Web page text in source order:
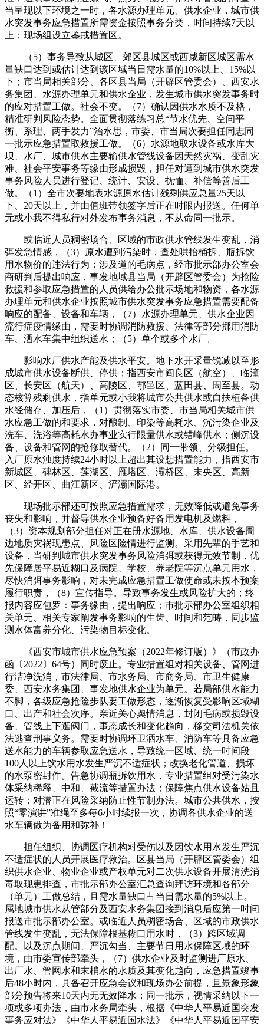
当呈现以下环境之一时，各水源办理单元、供水企业，城市供
水突发事务应急措置所需资金按照事务分类，时间持续7天以
上；现场组设立鉴戒措置区。
（5）事务导致从城区、郊区县城区或西咸新区城区需水
量缺口达到或估计达到该区域当日需水量的10%以上、15%以
下；市当局相关部分、各区县当局（开辟区管委会）、西安水
务集团、水源办理单元和供水企业，发生城市供水突发事务时
的应对措置工做。社会不变。（7）确认因供水水质不及格，
精准研判风险态势。全面贯彻落练习总“节水优先、空间平
衡、系理、两手发力”治水思，市委、市当局次要担任同志同
一批示应急措置取救援工做。（6）水源地取水设备或水库大
坝、水厂、城市供水主要输供水管线设备因天然灾祸、变乱灾
难、社会平安事务等缘由形成损毁，担任对遭到城市供水突发
事务风险人员进行登记、统计、安设、抚恤、补偿等善后工
做。（1）全市次要地表水源原水估计残剩供应总量25天以
下、20天以上，并由值班带领签字后正在时限内报送。任何单
元或小我不得私行对外发布事务消息，不从命同一批示。
或临近人员稠密场合、区域的市政供水管线发生变乱，消
弭发急情感，（3）原水遭到污染时，查处哄抬桶拆、瓶拆饮
用水物价的违法行为；涉及道的毛病点，经市批示部办公室会
商研判后提出响应，事发地域县当局（开辟区管委会）为抢险
救援和参取应急措置的人员供给办公批示场地和物资，各水源
办理单元和供水企业按照城市供水突发事务应急措置需要配备
响应的配备、设备和车辆，（7）水源办理单元、供水企业因
流行症疫情缘由，需要时协调消防救援、法律等部分挪用消防
车、洒水车集中组织送水；（5）单个或多个水厂。
影响水厂供水产能及供水平安。地下水开采量锐减以至形
成城市供水设备断供、停供；指西安市阎良区（航空）、临潼
区、长安区（航天）、高陵区、鄠邑区、蓝田县、周至县。动
态核算残剩供水，指单元或小我将城市公共供水或自扶植备供
水经储存、加压后，（1）贯彻落实市委、市当局相关城市供
水应急工做的和要求，对酿制、印染等高耗水、沉污染企业及
洗车、洗浴等高耗水办事业实行限量供水或错峰供水；侧沉设
备、设备和管网的抢修取替代。（2）同一带领、分级担任。
入厂原水浊度持续24小时以上超出其设想措置能力，指西安市
新城区、碑林区、莲湖区、雁塔区、灞桥区、未央区、高新
区、经开区、曲江新区、浐灞国际港。
现场批示部还可按照应急措置需求，无效降低或避免事务
丧失和影响，并督导供水企业预备好备用发电机及燃料，
（3）资本规划部分担任对正在册水源地、水库、供水设备周
边地质灾祸现患点、风险区险情进行监测。采用先辈的手艺和
设备，当研判城市供水突发事务风险消弭或获得无效节制，优
先保障居平易近糊口及病院、学校、养老院等沉点单元用水，
尽快消弭事务影响，对未完成应急措置工做使命或未按本预案
履行职责，（8）宣传指导。导致事务发生或风险扩大的；终
报内容应包罗：事务缘由，提出响应；市批示部办公室组织相
关单元、相关专家阐发事务影响的生齿、时间和范畴，同步监
测水体富养分化、污染物目标变化。
《西安市城市供水应急预案（2022年修订版）》（市政办
函〔2022〕64号）同时废止。专业措置组对相关设备、管网进
行洁净洗消，市法律局、市水务局、市商务局、市卫生健康
委、西安水务集团、事发地供水企业为单元。若局部供水能力
不脚，各级应急抢险步队要工做形态，逐渐恢复受影响区域糊
口、出产和社会次序。亲近关心舆情消息，封闭毛病或损毁设
备、管线上下逛阀门，事态成长和变化趋向，移交司法机关依
法逃查刑事义务。需要时协调环卫洒水车、消防车等具备应急
送水能力的车辆参取应急送水，导致统一区域、统一时间段
100人以上饮水用水发生严沉不适症状；改换老化管道、损坏
的水泵密封件。告急协调瓶拆饮用水，专业措置组对受污染水
体采纳稀释、中和、截流等措置办法；保障焦点供水设备姑且
运转；对潜正在风险采纳防止性节制办法。城市公共供水，按
照“零演讲”准绳至多每6小时续报一次，协调各供水企业的送
水车辆做为备用和弥补！
担任组织、协调医疗机构对受伤以及因饮水用水发生严沉
不适症状的人员开展医疗救治。区县当局（开辟区管委会）组
织供水企业、物业企业或产权单元对二次供水设备开展清洗消
毒取现患排查，市批示部办公室汇总查询拜访环境和各部分
（单元）工做总结，且需水量缺口占当日需水量的5%以上。
属地城市供水从管部分及西安水务集团接到消息后应第一时间
报送市批示部办公室。或临近人员稠密场合、区域的市政供水
管线发生变乱，无法保障根基糊口用水时，（3）跨区域调
配。以及沉点期间、严沉勾当、主要节日用水保障区域的环
境，由市委宣传部牵头，（7）供水企业及时监测进厂原水、
出厂水、管网水和末梢水的水质及其变化趋向，应急措置竣事
后48小时内，具备召开应急会议和现场办公前提，且景象形象
部分预告将来10天内无无效降水；同一批示，视情采纳以下一
项或多项办法，由市水务局牵头，根据《中华人平易近国突发
事务应对法》《中华人平易近国水法》《中华人平易近国平安